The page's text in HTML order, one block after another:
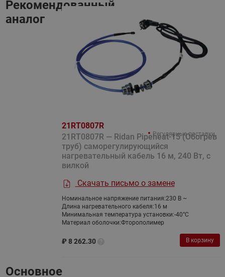
Рекомендованный
аналог
21RT0807R
21RT0807R — Ridan Pipeheat-15 (Обогрев
труб) саморегулирующийся
нагревательный кабель 16 м, 240 Вт, с
вилкой
Скачать письмо о замене
Номинальное напряжение питания:230 В ~
Длина нагревательного кабеля:16 м
Минимальная температура установки:-40°С
Материал оболочки:Фторополимер
₽ 8 262.30
Регулярные поставки
В корзину
Основное